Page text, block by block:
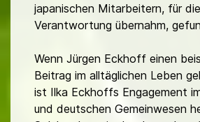
japanischen Mitarbeitern, für
Verantwortung übernahm,
Wenn Jürgen Eckhoff einen
Beitrag im alltäglichen Leben
ist Ilka Eckhoffs Engagement
und deutschen Gemeinwesen